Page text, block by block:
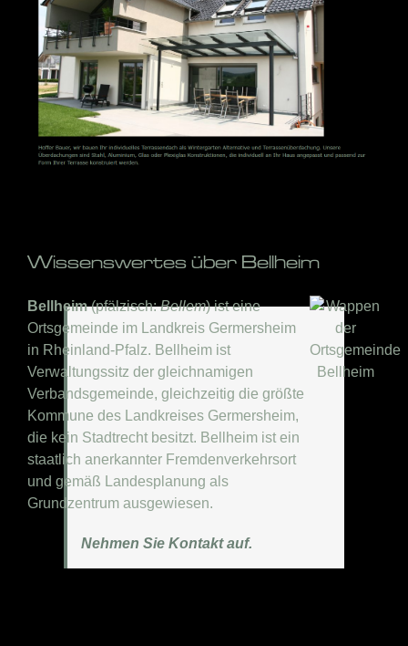
Wissenswertes über Bellheim
Bellheim(pfälzisch:Bellem) ist eine
Ortsgemeinde im Landkreis Germersheim
in Rheinland-Pfalz. Bellheim ist
Verwaltungssitz der gleichnamigen
Verbandsgemeinde, gleichzeitig die größte
Kommune des Landkreises Germersheim,
die kein Stadtrecht besitzt. Bellheim ist ein
staatlich anerkannter Fremdenverkehrsort
und gemäß Landesplanung als
Grundzentrum ausgewiesen.
Nehmen Sie Kontakt auf.